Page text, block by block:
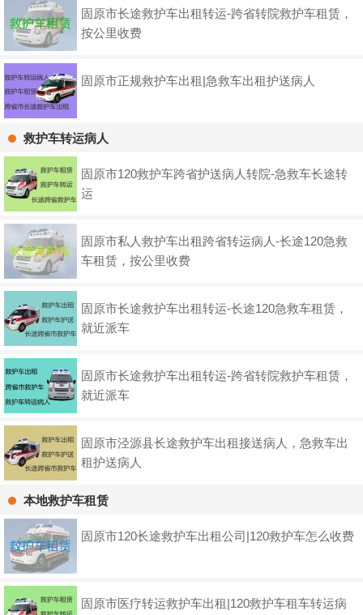
固原市长途救护车出租转运-跨省转院救护车租赁，
按公里收费
固原市正规救护车出租|急救车出租护送病人
救护车转运病人
固原市120救护车跨省护送病人转院-急救车长途转
运
固原市私人救护车出租跨省转运病人-长途120急救
车租赁，按公里收费
固原市长途救护车出租转运-长途120急救车租赁，
就近派车
固原市长途救护车出租转运-跨省转院救护车租赁，
就近派车
固原市泾源县长途救护车出租接送病人，急救车出
租护送病人
本地救护车租赁
固原市120长途救护车出租公司|120救护车怎么收费
固原市医疗转运救护车出租|120救护车租车转运病